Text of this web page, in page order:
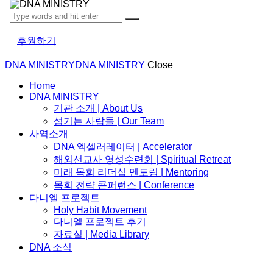
후원하기
DNA MINISTRYDNA MINISTRY Close
Home
DNA MINISTRY
기관 소개 | About Us
섬기는 사람들 | Our Team
사역소개
DNA 엑셀러레이터​ | Accelerator
해외선교사 영성수련회 | Spiritual Retreat
미래 목회 리더십 멘토링 | Mentoring
목회 전략 콘퍼런스 | Conference
다니엘 프로젝트
Holy Habit Movement
다니엘 프로젝트 후기
자료실 | Media Library
DNA 소식